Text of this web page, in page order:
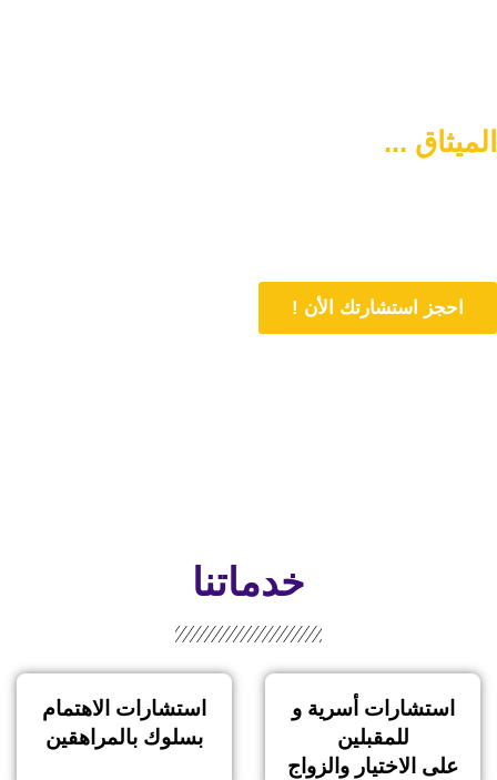
الميثاق ...
احجز استشارتك الأن !
خدماتنا
استشارات أسرية و
للمقبلين
على الاختيار والزواج
استشارات الاهتمام
بسلوك بالمراهقين